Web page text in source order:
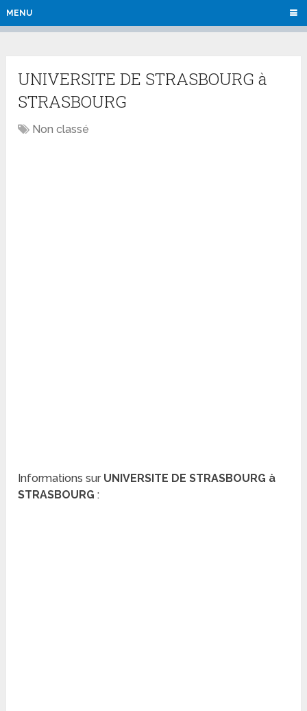
MENU
UNIVERSITE DE STRASBOURG à
STRASBOURG
Non classé
Informations sur UNIVERSITE DE STRASBOURG à
STRASBOURG :